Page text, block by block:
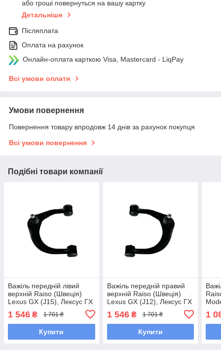
або гроші повернуться на вашу картку
Детальніше
Післяплата
Оплата на рахунок
Онлайн-оплата карткою Visa, Mastercard - LiqPay
Всі умови оплати
Умови повернення
Повернення товару впродовж 14 днів за рахунок покупця
Всі умови повернення
Подібні товари компанії
Важіль передній лівий
верхній Raiso (Швеція)
Lexus GX (J15), Лексус ГХ
UAXBMGD7
1 546 ₴ 1 701 ₴
Купити
Важіль передній правий
верхній Raiso (Швеція)
Lexus GX (J12), Лексус ГХ
UANPXBP7
1 546₴ 1 701 ₴
Купити
1